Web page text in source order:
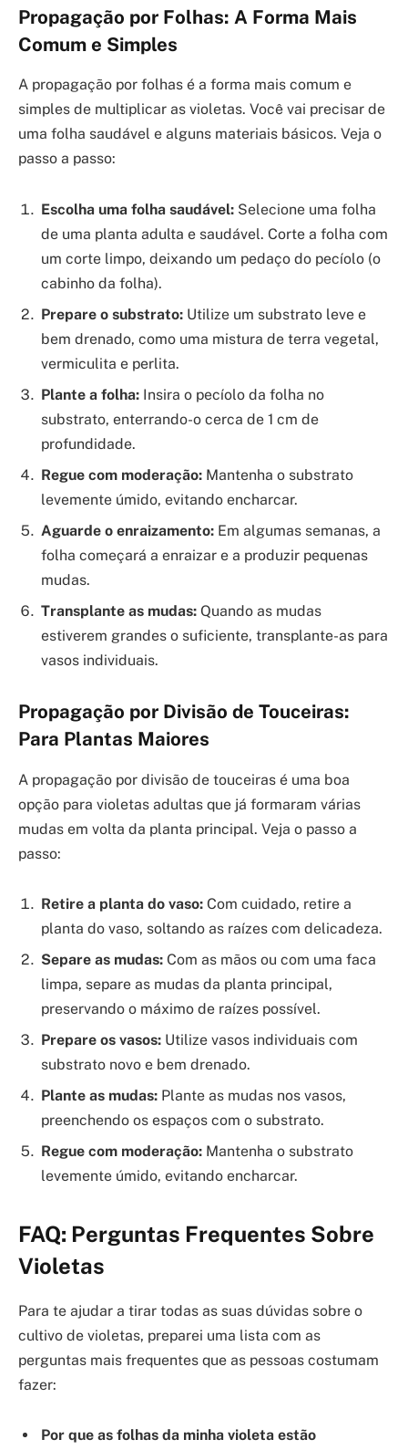
Propagação por Folhas: A Forma Mais
Comum e Simples
A propagação por folhas é a forma mais comum e
simples de multiplicar as violetas. Você vai precisar de
uma folha saudável e alguns materiais básicos. Veja o
passo a passo:
Escolha uma folha saudável: Selecione uma folha
de uma planta adulta e saudável. Corte a folha com
um corte limpo, deixando um pedaço do pecíolo (o
cabinho da folha).
Prepare o substrato: Utilize um substrato leve e
bem drenado, como uma mistura de terra vegetal,
vermiculita e perlita.
Plante a folha: Insira o pecíolo da folha no
substrato, enterrando-o cerca de 1 cm de
profundidade.
Regue com moderação: Mantenha o substrato
levemente úmido, evitando encharcar.
Aguarde o enraizamento: Em algumas semanas, a
folha começará a enraizar e a produzir pequenas
mudas.
Transplante as mudas: Quando as mudas
estiverem grandes o suficiente, transplante-as para
vasos individuais.
Propagação por Divisão de Touceiras:
Para Plantas Maiores
A propagação por divisão de touceiras é uma boa
opção para violetas adultas que já formaram várias
mudas em volta da planta principal. Veja o passo a
passo:
Retire a planta do vaso: Com cuidado, retire a
planta do vaso, soltando as raízes com delicadeza.
Separe as mudas: Com as mãos ou com uma faca
limpa, separe as mudas da planta principal,
preservando o máximo de raízes possível.
Prepare os vasos: Utilize vasos individuais com
substrato novo e bem drenado.
Plante as mudas: Plante as mudas nos vasos,
preenchendo os espaços com o substrato.
Regue com moderação: Mantenha o substrato
levemente úmido, evitando encharcar.
FAQ: Perguntas Frequentes Sobre
Violetas
Para te ajudar a tirar todas as suas dúvidas sobre o
cultivo de violetas, preparei uma lista com as
perguntas mais frequentes que as pessoas costumam
fazer:
Por que as folhas da minha violeta estão